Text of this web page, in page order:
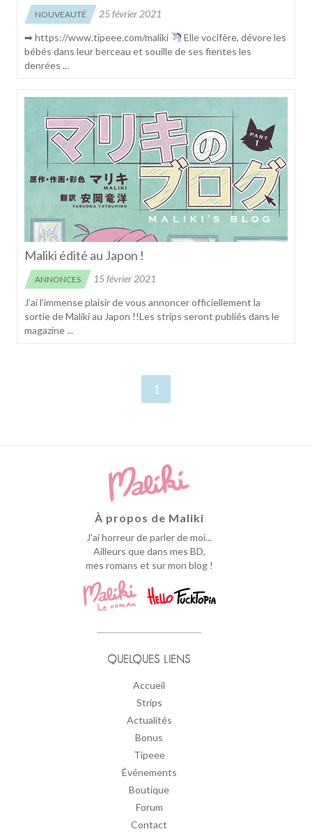
NOUVEAUTÉ
25 février 2021
➡ https://www.tipeee.com/maliki
Elle vocifère, dévore les
bébés dans leur berceau et souille de ses fientes les
denrées ...
Maliki édité au Japon !
ANNONCES
15 février 2021
J’ai l’immense plaisir de vous annoncer officiellement la
sortie de Maliki au Japon !!Les strips seront publiés dans le
magazine ...
1
À propos de Maliki
J'ai horreur de parler de moi...
Ailleurs que dans mes BD,
mes romans et sur mon blog !
QUELQUES LIENS
Accueil
Strips
Actualités
Bonus
Tipeee
Événements
Boutique
Forum
Contact